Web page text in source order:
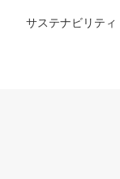
サステナビリティ